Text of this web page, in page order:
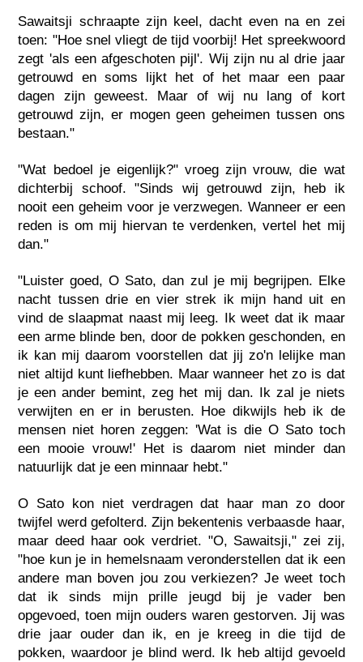
Sawaitsji schraapte zijn keel, dacht even na en zei
toen: "Hoe snel vliegt de tijd voorbij! Het spreekwoord
zegt 'als een afgeschoten pijl'. Wij zijn nu al drie jaar
getrouwd en soms lijkt het of het maar een paar
dagen zijn geweest. Maar of wij nu lang of kort
getrouwd zijn, er mogen geen geheimen tussen ons
bestaan."
"Wat bedoel je eigenlijk?" vroeg zijn vrouw, die wat
dichterbij schoof. "Sinds wij getrouwd zijn, heb ik
nooit een geheim voor je verzwegen. Wanneer er een
reden is om mij hiervan te verdenken, vertel het mij
dan."
"Luister goed, O Sato, dan zul je mij begrijpen. Elke
nacht tussen drie en vier strek ik mijn hand uit en
vind de slaapmat naast mij leeg. Ik weet dat ik maar
een arme blinde ben, door de pokken geschonden, en
ik kan mij daarom voorstellen dat jij zo'n lelijke man
niet altijd kunt liefhebben. Maar wanneer het zo is dat
je een ander bemint, zeg het mij dan. Ik zal je niets
verwijten en er in berusten. Hoe dikwijls heb ik de
mensen niet horen zeggen: 'Wat is die O Sato toch
een mooie vrouw!' Het is daarom niet minder dan
natuurlijk dat je een minnaar hebt."
O Sato kon niet verdragen dat haar man zo door
twijfel werd gefolterd. Zijn bekentenis verbaasde haar,
maar deed haar ook verdriet. "O, Sawaitsji," zei zij,
"hoe kun je in hemelsnaam veronderstellen dat ik een
andere man boven jou zou verkiezen? Je weet toch
dat ik sinds mijn prille jeugd bij je vader ben
opgevoed, toen mijn ouders waren gestorven. Jij was
drie jaar ouder dan ik, en je kreeg in die tijd de
pokken, waardoor je blind werd. Ik heb altijd gevoeld